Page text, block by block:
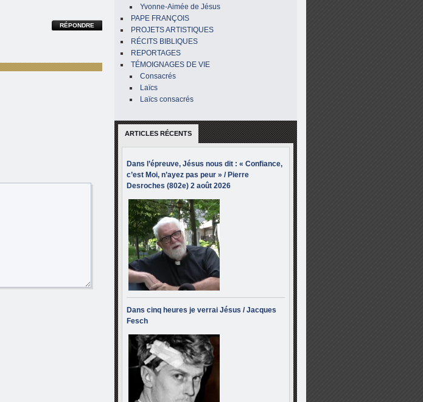
Yvonne-Aimée de Jésus
PAPE FRANÇOIS
PROJETS ARTISTIQUES
RÉCITS BIBLIQUES
REPORTAGES
TÉMOIGNAGES DE VIE
Consacrés
Laïcs
Laïcs consacrés
ARTICLES RÉCENTS
Dans l’épreuve, Jésus nous dit : « Confiance,
c’est Moi, n’ayez pas peur » / Pierre
Desroches (802e) 2 août 2026
Dans cinq heures je verrai Jésus / Jacques
Fesch
RÉPONDRE